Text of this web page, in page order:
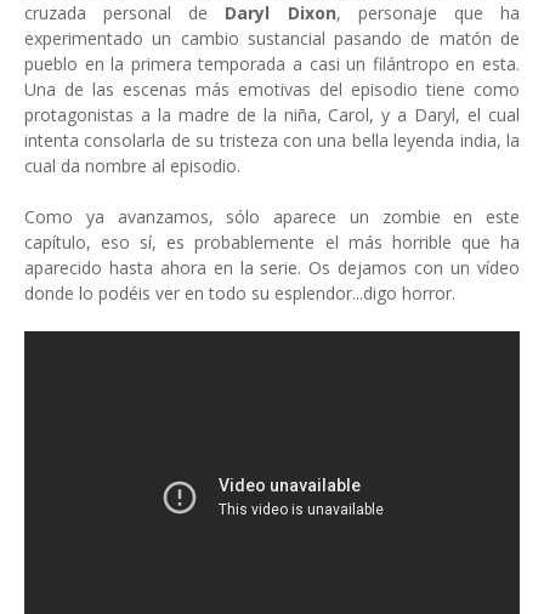
cruzada personal de Daryl Dixon, personaje que ha
experimentado un cambio sustancial pasando de matón de
pueblo en la primera temporada a casi un filántropo en esta.
Una de las escenas más emotivas del episodio tiene como
protagonistas a la madre de la niña, Carol, y a Daryl, el cual
intenta consolarla de su tristeza con una bella leyenda india, la
cual da nombre al episodio.
Como ya avanzamos, sólo aparece un zombie en este
capítulo, eso sí, es probablemente el más horrible que ha
aparecido hasta ahora en la serie. Os dejamos con un vídeo
donde lo podéis ver en todo su esplendor...digo horror.